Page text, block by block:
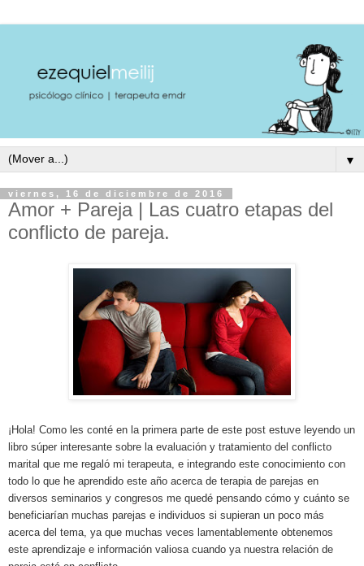
▼
viernes, 16 de diciembre de 2016
Amor + Pareja | Las cuatro etapas del
conflicto de pareja.
¡Hola! Como les conté en la primera parte de este post estuve leyendo un
libro súper interesante sobre la evaluación y tratamiento del conflicto
marital que me regaló mi terapeuta, e integrando este conocimiento con
todo lo que he aprendido este año acerca de terapia de parejas en
diversos seminarios y congresos me quedé pensando cómo y cuánto se
beneficiarían muchas parejas e individuos si supieran un poco más
acerca del tema, ya que muchas veces lamentablemente obtenemos
este aprendizaje e información valiosa cuando ya nuestra relación de